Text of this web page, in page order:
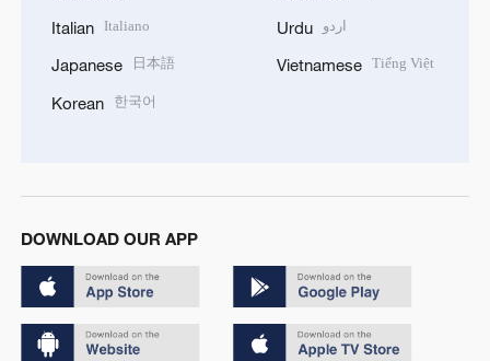
Italian Italiano
Japanese 日本語
Korean 한국어
Urdu اردو
Vietnamese Tiếng Việt
DOWNLOAD OUR APP